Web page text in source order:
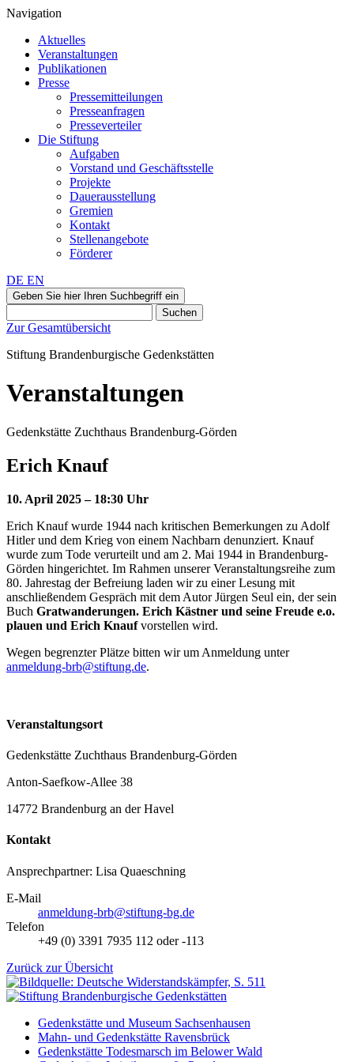
Navigation
Aktuelles
Veranstaltungen
Publikationen
Presse
Pressemitteilungen
Presseanfragen
Presseverteiler
Die Stiftung
Aufgaben
Vorstand und Geschäftsstelle
Projekte
Dauerausstellung
Gremien
Kontakt
Stellenangebote
Förderer
DE EN
Geben Sie hier Ihren Suchbegriff ein
Suchen
Zur Gesamtübersicht
Stiftung Brandenburgische Gedenkstätten
Veranstaltungen
Gedenkstätte Zuchthaus Brandenburg-Görden
Erich Knauf
10. April 2025 – 18:30 Uhr
Erich Knauf wurde 1944 nach kritischen Bemerkungen zu Adolf
Hitler und dem Krieg von einem Nachbarn denunziert. Knauf
wurde zum Tode verurteilt und am 2. Mai 1944 in Brandenburg-
Görden hingerichtet. Im Rahmen unserer Veranstaltungsreihe zum
80. Jahrestag der Befreiung laden wir zu einer Lesung mit
anschließendem Gespräch mit dem Autor Jürgen Seul ein, der sein
Buch Gratwanderungen. Erich Kästner und seine Freude e.o.
plauen und Erich Knaufvorstellen wird.
Wegen begrenzter Plätze bitten wir um Anmeldung unter
anmeldung-brb@stiftung.de.
Veranstaltungsort
Gedenkstätte Zuchthaus Brandenburg-Görden
Anton-Saefkow-Allee 38
14772 Brandenburg an der Havel
Kontakt
Ansprechpartner: Lisa Quaeschning
E-Mail
anmeldung-brb@stiftung-bg.de
Telefon
+49 (0) 3391 7935 112 oder -113
Zurück zur Übersicht
Gedenkstätte und Museum Sachsenhausen
Mahn- und Gedenkstätte Ravensbrück
Gedenkstätte Todesmarsch im Belower Wald